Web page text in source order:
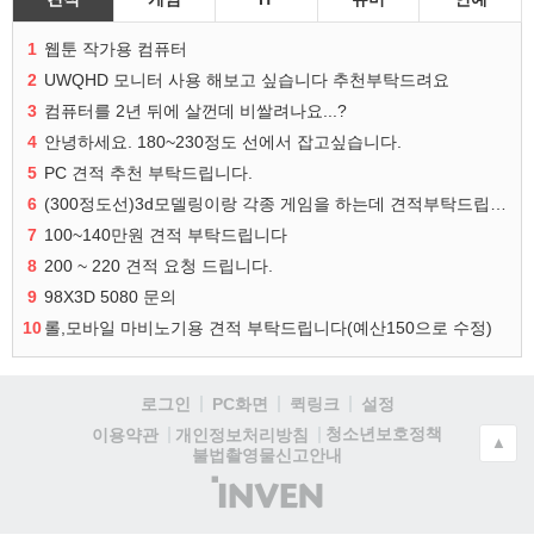
1 웹툰 작가용 컴퓨터
2 UWQHD 모니터 사용 해보고 싶습니다 추천부탁드려요
3 컴퓨터를 2년 뒤에 살껀데 비쌀려나요...?
4 안녕하세요. 180~230정도 선에서 잡고싶습니다.
5 PC 견적 추천 부탁드립니다.
6
7 100~140만원 견적 부탁드립니다
8 200 ~ 220 견적 요청 드립니다.
9 98X3D 5080 문의
10롤,모바일 마비노기용 견적 부탁드립니다(예산150으로 수정)
로그인 PC화면 퀵링크
설정
이용약관
개인정보처리방침
청소년보호정책
불법촬영물신고안내
(주)
인
▲